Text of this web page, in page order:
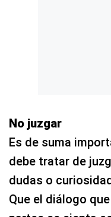
No juzgar
Es de suma
debe tratar de
dudas o
Que el diálogo